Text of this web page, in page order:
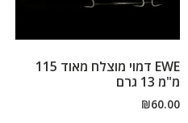
EWE דמוי מוצלח מאוד 115
מ"מ 13 גרם
₪60.00